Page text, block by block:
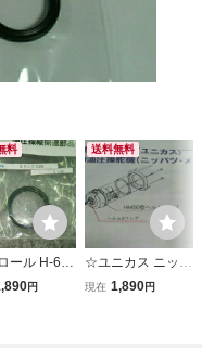
料
ール H-618
23/30/3
円
送料無料
☆ユニカス ニッパ
ツ モース ヘルム
現在 1,890円